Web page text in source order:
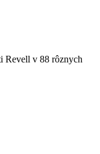
Revell v 88 rôznych